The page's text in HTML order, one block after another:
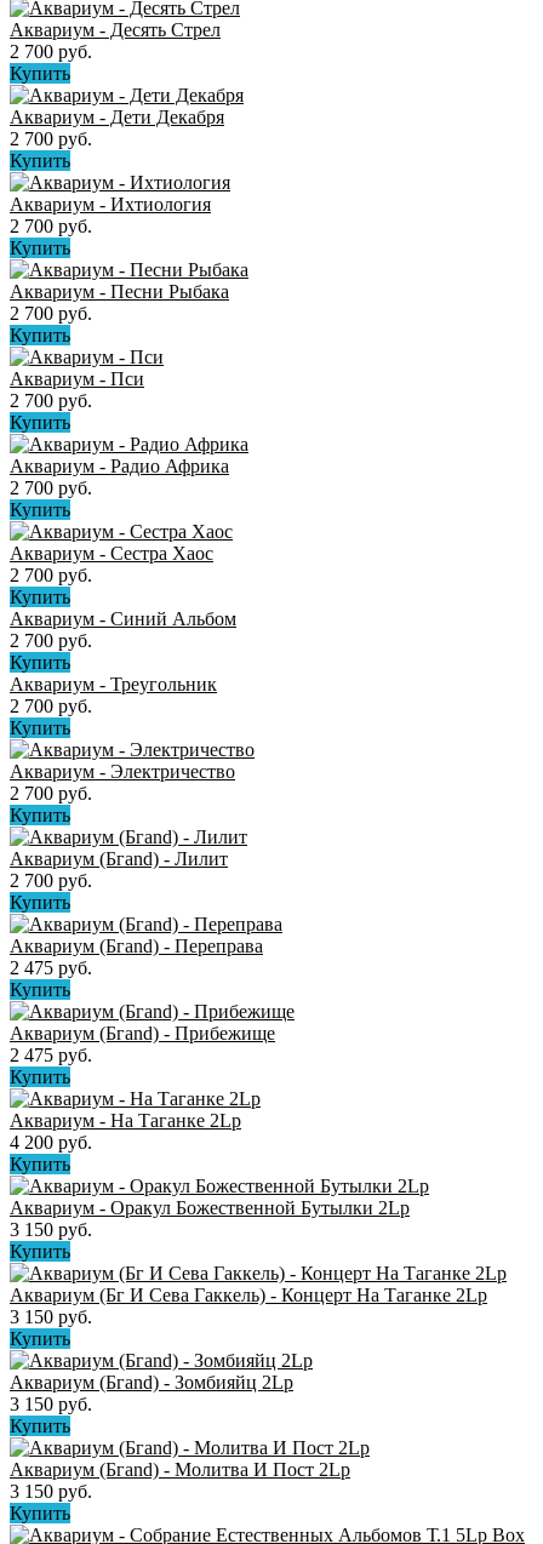
Аквариум - Десять Стрел
2 700 руб.
Купить
Аквариум - Дети Декабря
2 700 руб.
Купить
Аквариум - Ихтиология
2 700 руб.
Купить
Аквариум - Песни Рыбака
2 700 руб.
Купить
Аквариум - Пси
2 700 руб.
Купить
Аквариум - Радио Африка
2 700 руб.
Купить
Аквариум - Сестра Хаос
2 700 руб.
Купить
Аквариум - Синий Альбом
2 700 руб.
Купить
Аквариум - Треугольник
2 700 руб.
Купить
Аквариум - Электричество
2 700 руб.
Купить
Аквариум (Бгand) - Лилит
2 700 руб.
Купить
Аквариум (Бгand) - Переправа
2 475 руб.
Купить
Аквариум (Бгand) - Прибежище
2 475 руб.
Купить
Аквариум - На Таганке 2Lp
4 200 руб.
Купить
Аквариум - Оракул Божественной Бутылки 2Lp
3 150 руб.
Купить
Аквариум (Бг И Сева Гаккель) - Концерт На Таганке 2Lp
3 150 руб.
Купить
Аквариум (Бгand) - Зомбияйц 2Lp
3 150 руб.
Купить
Аквариум (Бгand) - Молитва И Пост 2Lp
3 150 руб.
Купить